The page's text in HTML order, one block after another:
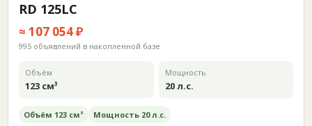
RD 125LC
≈ 107 054 ₽
995 объявлений в накопленной базе
Объём
123 см³
Мощность
20 л.с.
Объём 123 см³ Мощность 20 л.с.